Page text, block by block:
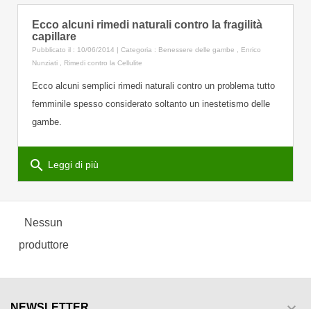
Ecco alcuni rimedi naturali contro la fragilità
capillare
Pubblicato il : 10/06/2014 | Categoria : Benessere delle gambe
Enrico
Nunziati
Rimedi contro la Cellulite
Ecco alcuni semplici rimedi naturali contro un problema tutto
femminile spesso considerato soltanto un inestetismo delle
gambe.
search Leggi di più
Nessun
produttore